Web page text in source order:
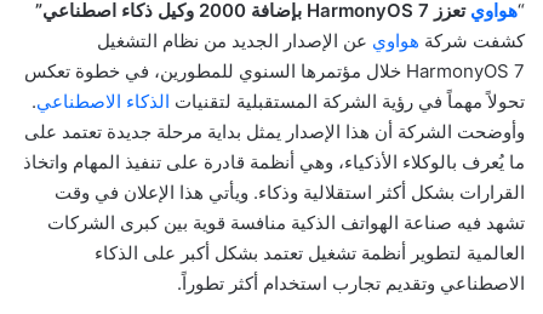
“هواوي تعزز HarmonyOS 7 بإضافة 2000 وكيل ذكاء اصطناعي”
كشفت شركة هواوي عن الإصدار الجديد من نظام التشغيل
HarmonyOS 7 خلال مؤتمرها السنوي للمطورين، في خطوة تعكس
تحولاً مهماً في رؤية الشركة المستقبلية لتقنيات الذكاء الاصطناعي.
وأوضحت الشركة أن هذا الإصدار يمثل بداية مرحلة جديدة تعتمد على
ما يُعرف بالوكلاء الأذكياء، وهي أنظمة قادرة على تنفيذ المهام واتخاذ
القرارات بشكل أكثر استقلالية وذكاء. ويأتي هذا الإعلان في وقت
تشهد فيه صناعة الهواتف الذكية منافسة قوية بين كبرى الشركات
العالمية لتطوير أنظمة تشغيل تعتمد بشكل أكبر على الذكاء
الاصطناعي وتقديم تجارب استخدام أكثر تطوراً.